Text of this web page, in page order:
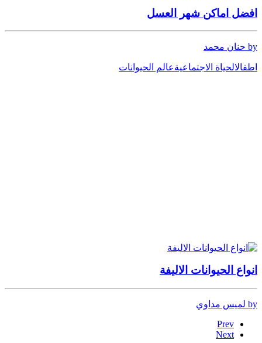
افضل اماكن شهر العسل
by حنان محمد
اطفالالحياة الاجتماعيةعالم الحيوانات
انواع الحيوانات الاليفة
by لميس مداوي
Prev
Next